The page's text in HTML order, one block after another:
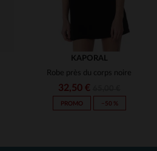
KAPORAL
Robe près du corps noire
32,50 €
PROMO −50 %